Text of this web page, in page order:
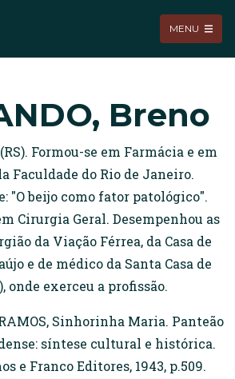
MENU
Breno
Formou-se em Farmácia e em
Faculdade do Rio de Janeiro.
"O beijo como fator patológico".
Cirurgia Geral. Desempenhou as
da Viação Férrea, da Casa de
e de médico da Santa Casa de
onde exerceu a profissão.
Sinhorinha Maria. Panteão
síntese cultural e histórica.
e Franco Editores, 1943, p.509.